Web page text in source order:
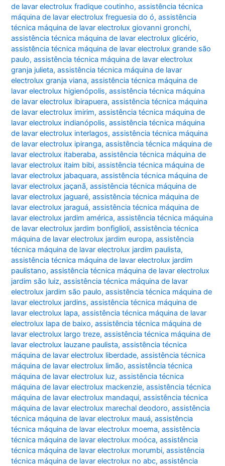
de lavar electrolux fradique coutinho,assistência técnica
máquina de lavar electrolux freguesia do ó,assistência
técnica máquina de lavar electrolux giovanni gronchi,
assistência técnica máquina de lavar electrolux glicério,
assistência técnica máquina de lavar electrolux grande são
paulo,assistência técnica máquina de lavar electrolux
granja julieta,assistência técnica máquina de lavar
electrolux granja viana,assistência técnica máquina de
lavar electrolux higienópolis,assistência técnica máquina
de lavar electrolux ibirapuera,assistência técnica máquina
de lavar electrolux imirim,assistência técnica máquina de
lavar electrolux indianópolis,assistência técnica máquina
de lavar electrolux interlagos,assistência técnica máquina
de lavar electrolux ipiranga,assistência técnica máquina de
lavar electrolux itaberaba,assistência técnica máquina de
lavar electrolux itaim bibi,assistência técnica máquina de
lavar electrolux jabaquara,assistência técnica máquina de
lavar electrolux jaçanã,assistência técnica máquina de
lavar electrolux jaguaré,assistência técnica máquina de
lavar electrolux jaraguá,assistência técnica máquina de
lavar electrolux jardim américa,assistência técnica máquina
de lavar electrolux jardim bonfiglioli,assistência técnica
máquina de lavar electrolux jardim europa,assistência
técnica máquina de lavar electrolux jardim paulista,
assistência técnica máquina de lavar electrolux jardim
paulistano,assistência técnica máquina de lavar electrolux
jardim são luiz,assistência técnica máquina de lavar
electrolux jardim são paulo,assistência técnica máquina de
lavar electrolux jardins,assistência técnica máquina de
lavar electrolux lapa,assistência técnica máquina de lavar
electrolux lapa de baixo,assistência técnica máquina de
lavar electrolux largo treze,assistência técnica máquina de
lavar electrolux lauzane paulista,assistência técnica
máquina de lavar electrolux liberdade,assistência técnica
máquina de lavar electrolux limão,assistência técnica
máquina de lavar electrolux luz,assistência técnica
máquina de lavar electrolux mackenzie,assistência técnica
máquina de lavar electrolux mandaqui,assistência técnica
máquina de lavar electrolux marechal deodoro,assistência
técnica máquina de lavar electrolux mauá,assistência
técnica máquina de lavar electrolux moema,assistência
técnica máquina de lavar electrolux moóca,assistência
técnica máquina de lavar electrolux morumbi,assistência
técnica máquina de lavar electrolux no abc,assistência